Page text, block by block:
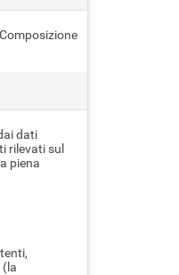
dati
rilevati sul
piena
(la